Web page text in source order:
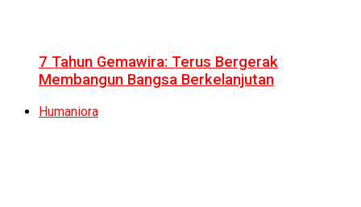
7 Tahun Gemawira: Terus Bergerak
Membangun Bangsa Berkelanjutan
Humaniora